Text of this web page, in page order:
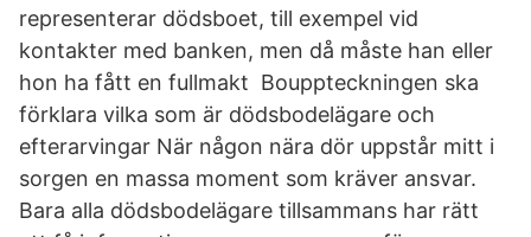
representerar dödsboet, till exempel vid
kontakter med banken, men då måste han eller
hon ha fått en fullmakt Bouppteckningen ska
förklara vilka som är dödsbodelägare och
efterarvingar När någon nära dör uppstår mitt i
sorgen en massa moment som kräver ansvar.
Bara alla dödsbodelägare tillsammans har rätt